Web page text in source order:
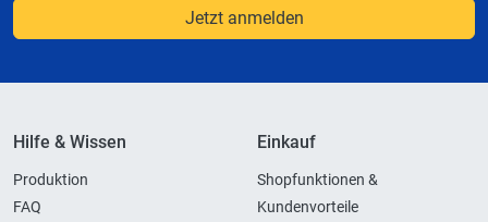
Jetzt anmelden
Hilfe & Wissen
Produktion
FAQ
Einkauf
Shopfunktionen &
Kundenvorteile